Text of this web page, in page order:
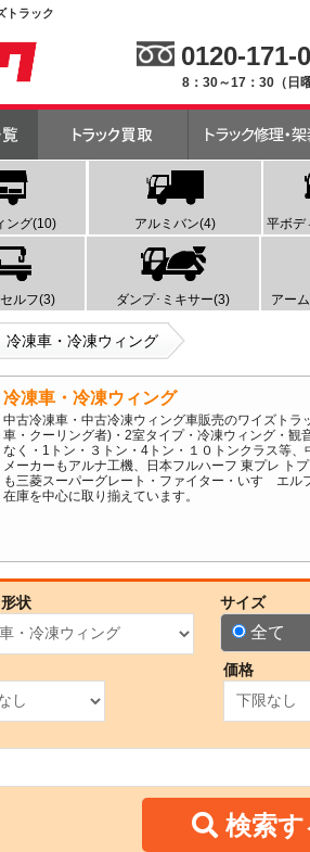
トラック
0120-171-
8：30～17：30（日
ング(10) アルミバン(4) 平ボデ
ルフ(3) ダンプ･ミキサー(3) アー
冷凍車・冷凍ウィング
冷凍車・冷凍ウィング
中古冷凍車・中古冷凍ウィング車販売のワイズト
車・クーリング者)・2室タイプ・冷凍ウィング・
なく・1トン・３トン・4トン・１０トンクラス等
メーカーもアルナ工機、日本フルハーフ 東プレ ト
も三菱スーパーグレート・ファイター・いすゞエ
在庫を中心に取り揃えています。
状 サイズ
全て
価格
検索す